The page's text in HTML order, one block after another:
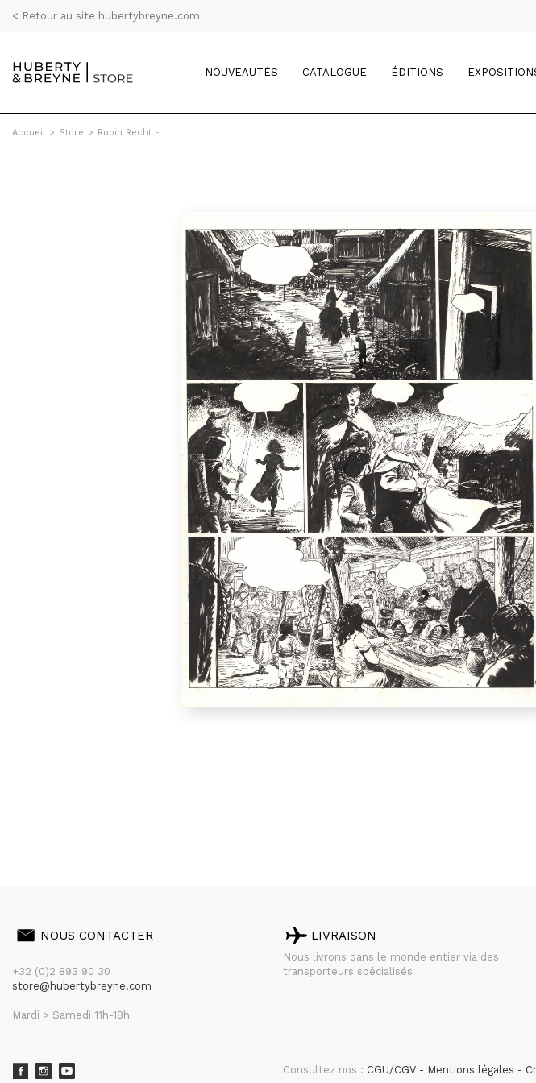
< Retour au site hubertybreyne.com
NOUVEAUTÉS CATALOGUE ÉDITIONS
Accueil > Store > Robin Recht -
NOUS CONTACTER
+32 (0)2 893 90 30
store@hubertybreyne.com
Mardi > Samedi 11h-18h
LIVRAISON
Nous livrons dans le monde entier via des
transporteurs spécialisés
Consultez nos : CGU/CGV Mentions légales